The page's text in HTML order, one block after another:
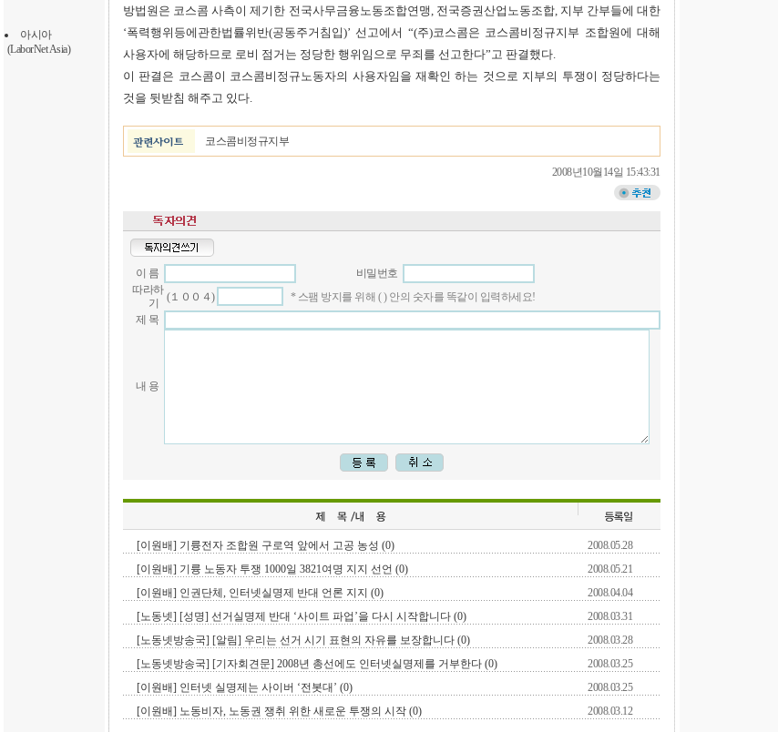
아시아
(LaborNet Asia)
방법원은 코스콤 사측이 제기한 전국사무금융노동조합연맹, 전국증권산업노동조합, 지부 간부들에 대한
‘폭력행위등에관한법률위반(공동주거침입)’ 선고에서 “(주)코스콤은 코스콤비정규지부 조합원에 대해
사용자에 해당하므로 로비 점거는 정당한 행위임으로 무죄를 선고한다”고 판결했다.
이 판결은 코스콤이 코스콤비정규노동자의 사용자임을 재확인 하는 것으로 지부의 투쟁이 정당하다는
것을 뒷받침 해주고 있다.
코스콤비정규지부
2008년10월14일 15:43:31
이 름
비밀번호
따라하
기
(１００４)
* 스팸 방지를 위해 ( ) 안의 숫자를 똑같이 입력하세요!
제 목
내 용
[이원배] 기륭전자 조합원 구로역 앞에서 고공 농성 (0)
2008.05.28
[이원배] 기륭 노동자 투쟁 1000일 3821여명 지지 선언 (0)
2008.05.21
[이원배] 인권단체, 인터넷실명제 반대 언론 지지 (0)
2008.04.04
[노동넷] [성명] 선거실명제 반대 ‘사이트 파업’을 다시 시작합니다 (0)
2008.03.31
[노동넷방송국] [알림] 우리는 선거 시기 표현의 자유를 보장합니다 (0)
2008.03.28
[노동넷방송국] [기자회견문] 2008년 총선에도 인터넷실명제를 거부한다 (0)
2008.03.25
[이원배] 인터넷 실명제는 사이버 ‘전봇대’ (0)
2008.03.25
[이원배] 노동비자, 노동권 쟁취 위한 새로운 투쟁의 시작 (0)
2008.03.12